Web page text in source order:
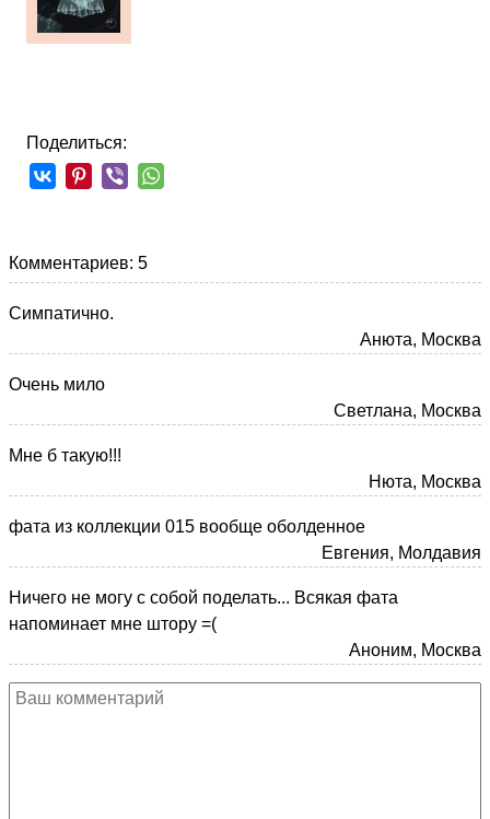
Поделиться:
Комментариев: 5
Симпатично.
Анюта, Москва
Очень мило
Светлана, Москва
Мне б такую!!!
Нюта, Москва
фата из коллекции 015 вообще оболденное
Евгения, Молдавия
Ничего не могу с собой поделать... Всякая фата
напоминает мне штору =(
Аноним, Москва